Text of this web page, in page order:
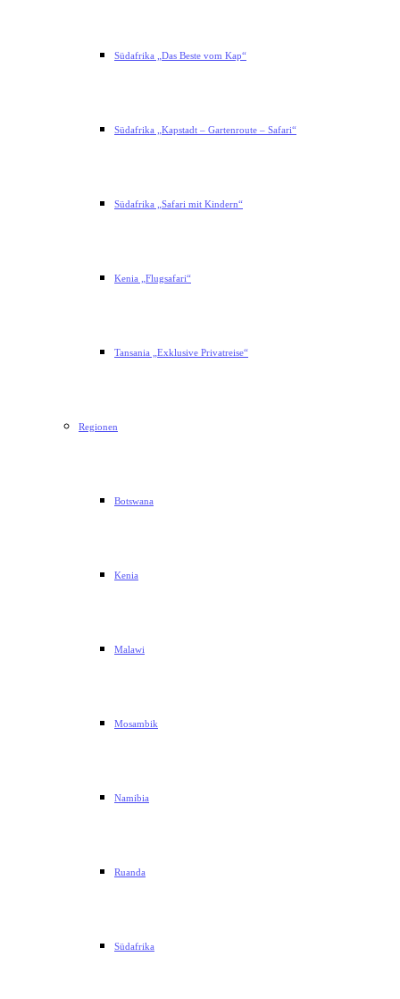
Südafrika „Das Beste vom Kap“
Südafrika „Kapstadt – Gartenroute – Safari“
Südafrika „Safari mit Kindern“
Kenia „Flugsafari“
Tansania „Exklusive Privatreise“
Regionen
Botswana
Kenia
Malawi
Mosambik
Namibia
Ruanda
Südafrika